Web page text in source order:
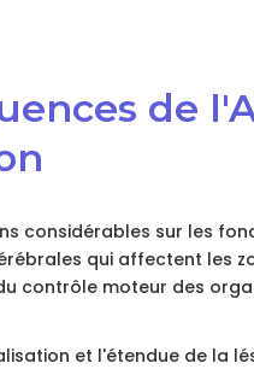
de
considérables sur les
qui affectent les
contrôle moteur des
et l'étendue de la